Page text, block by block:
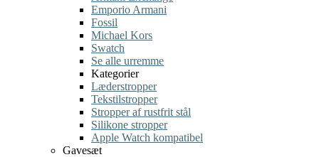
Emporio Armani
Fossil
Michael Kors
Swatch
Se alle urremme
Kategorier
Læderstropper
Tekstilstropper
Stropper af rustfrit stål
Silikone stropper
Apple Watch kompatibel
Gavesæt